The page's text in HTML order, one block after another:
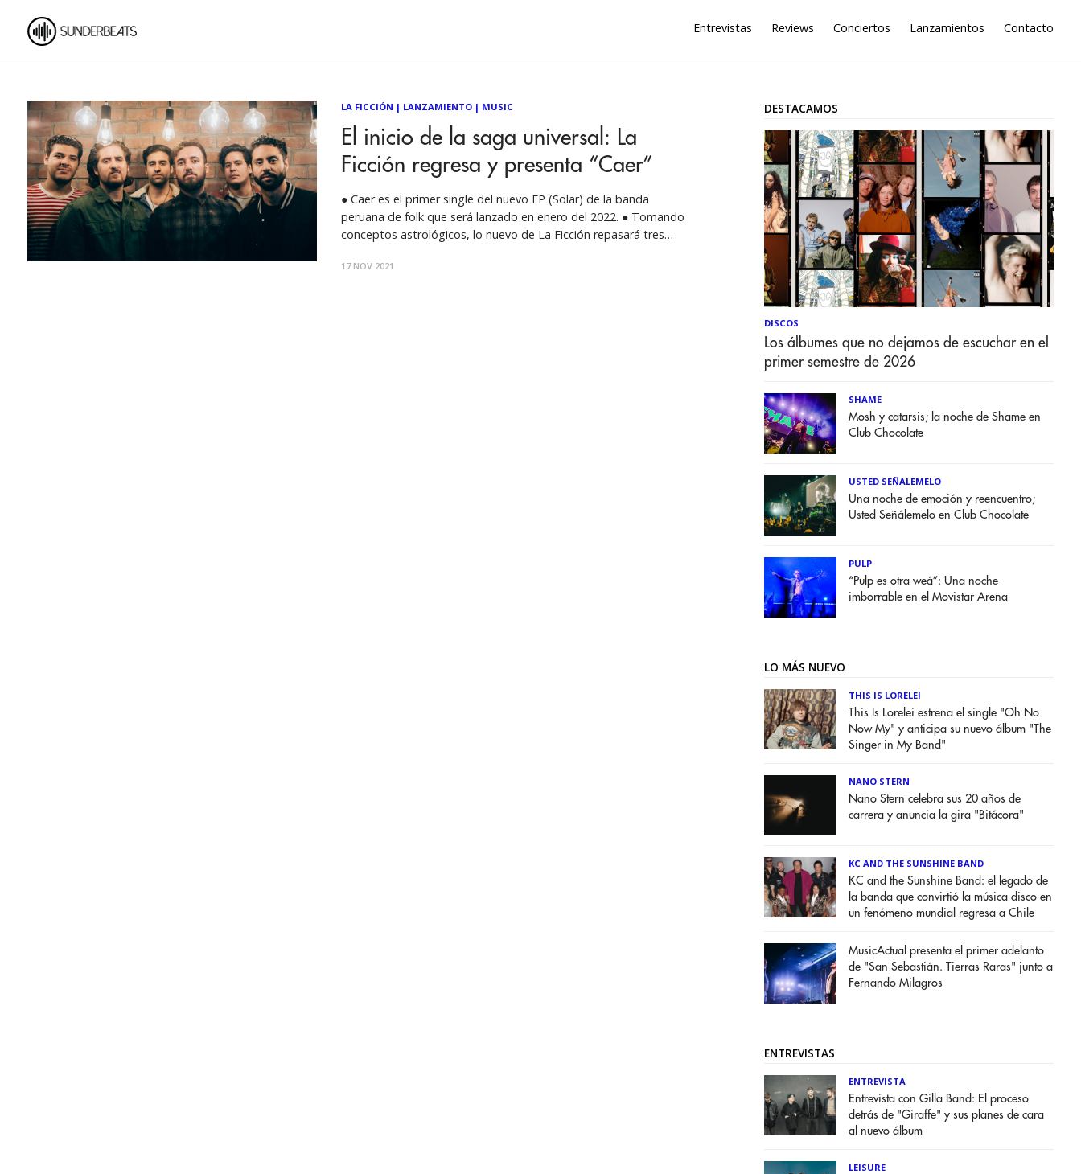
Entrevistas Reviews Conciertos Lanzamientos Contacto
LA FICCIÓN | LANZAMIENTO| MUSIC
El inicio de la saga universal: La
Ficción regresa y presenta “Caer”
● Caer es el primer single del nuevo EP (Solar) de la banda
peruana de folk que será lanzado en enero del 2022. ● Tomando
conceptos astrológicos, lo nuevo de La Ficción repasará tres
17 NOV 2021
DESTACAMOS
DISCOS
Los álbumes que no dejamos de escuchar en el
primer semestre de 2026
SHAME
Mosh y catarsis; la noche de Shame en
Club Chocolate
USTED SEÑALEMELO
Una noche de emoción y reencuentro;
Usted Señálemelo en Club Chocolate
PULP
“Pulp es otra weá”: Una noche
imborrable en el Movistar Arena
LO MÁS NUEVO
THIS IS LORELEI
This Is Lorelei estrena el single "Oh No
Now My" y anticipa su nuevo álbum "The
Singer in My Band"
NANO STERN
Nano Stern celebra sus 20 años de
carrera y anuncia la gira "Bitácora"
KC AND THE SUNSHINE BAND
KC and the Sunshine Band: el legado de
la banda que convirtió la música disco en
un fenómeno mundial regresa a Chile
MusicActual presenta el primer adelanto
de "San Sebastián. Tierras Raras" junto a
Fernando Milagros
ENTREVISTAS
ENTREVISTA
Entrevista con Gilla Band: El proceso
detrás de "Giraffe" y sus planes de cara
al nuevo álbum
LEISURE